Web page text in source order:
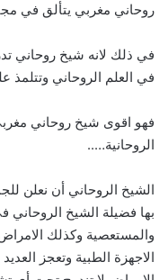
روحاني مغربي يتألق في
في ذلك لانه شيخ روحاني
في العلم الروحاني
فهو اقوى شيخ روحاني
الروحانية…..
الشيخ الروحاني أن نعلن
بها فضيلة الشيخ الروحاني
والمستعصية وكذلك
الاجهزة الطبية وتعجز